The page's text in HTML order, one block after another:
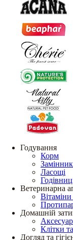
Годування
Корм
Ласощі
Ветеринарна
Домашній
Клітки
Догляд та